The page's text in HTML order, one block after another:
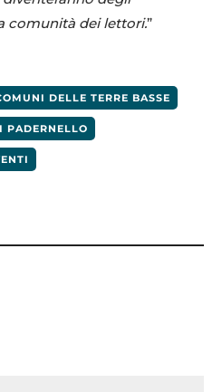
comunità dei lettori.”
DELLE TERRE BASSE
PADERNELLO